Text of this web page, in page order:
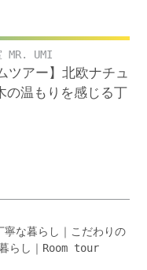
MR. UMI
アー】北欧ナチュ
の温もりを感じる丁